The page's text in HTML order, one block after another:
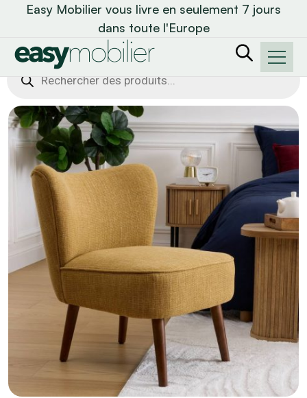
Easy Mobilier vous livre en seulement 7 jours
dans toute l'Europe
Recherche
de